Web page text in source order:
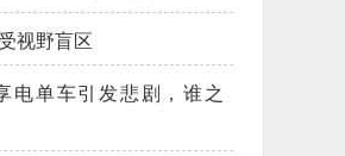
视野盲区
电单车引发悲剧，谁之